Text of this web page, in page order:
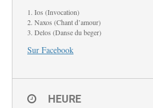
Français
1. Ios (Invocation)
2. Naxos (Chant d’amour)
3. Delos (Danse du beger)
Sur Facebook
HEURE